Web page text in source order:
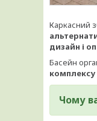
Каркасний
дизайн і
Басейн
комплексу
Чому